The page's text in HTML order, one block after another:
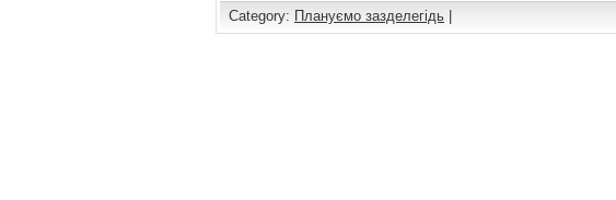
Category: Плануємо зазделегідь